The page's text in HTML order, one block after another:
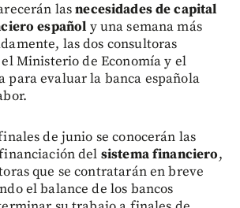
lasnecesidades de capital
español y una semana más
las dos consultoras
Ministerio de Economía y el
para evaluar la banca española
de junio se conocerán las
del sistema financiero,
que se contratarán en breve
el balance de los bancos